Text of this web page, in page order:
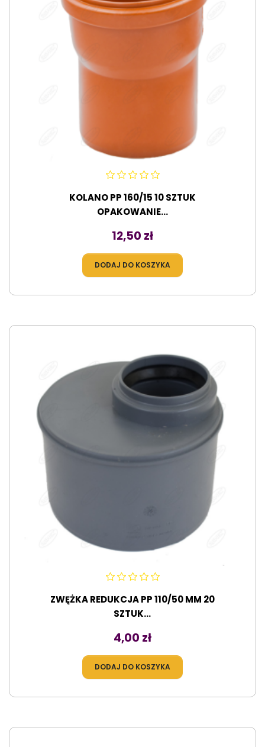
KOLANO PP 160/15 10 SZTUK
OPAKOWANIE...
Cena
12,50 zł
DODAJ DO KOSZYKA
ZWĘŻKA REDUKCJA PP 110/50 MM 20
SZTUK...
Cena
4,00 zł
DODAJ DO KOSZYKA